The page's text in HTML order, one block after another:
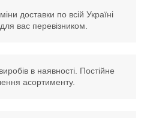
доставки по всій Україні
вас перевізником.
в наявності. Постійне
асортименту.